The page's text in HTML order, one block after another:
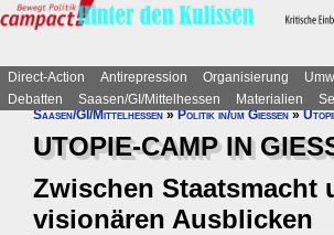
Direct-Action Antirepression Organisierung
Debatten
Saasen/GI/Mittelhessen Materialien
Saasen/GI/Mittelhessen»Politik in/um Gießen»
UTOPIE-CAMP IN
Zwischen Staatsmacht
visionären Ausblicken